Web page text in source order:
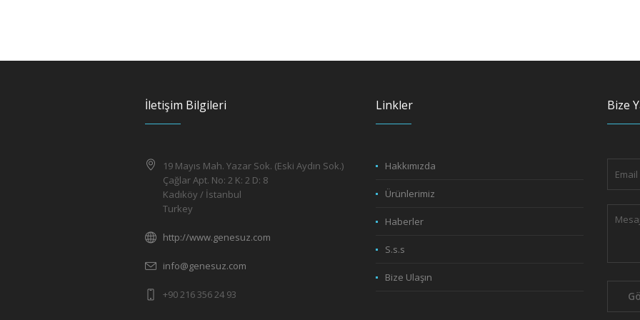
İletişim Bilgileri
19 Mayıs Mah. Yazar Sok. (Eski Aydın Sok.)
Çağlar Apt. No: 2 K: 2 D: 8
Kadıköy / İstanbul
Turkey
http://www.genesuz.com
info@genesuz.com
+90 216 356 24 93
Linkler
Hakkımızda
Ürünlerimiz
Haberler
S.s.s
Bize Ulaşın
Bize